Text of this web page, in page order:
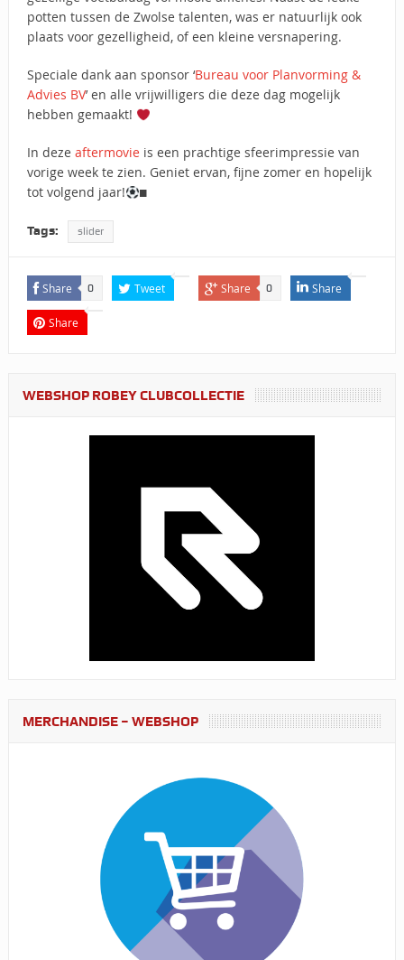
potten tussen de Zwolse talenten, was er natuurlijk ook
plaats voor gezelligheid, of een kleine versnapering.
Speciale dank aan sponsor ‘Bureau voor Planvorming &
Advies BV’ en alle vrijwilligers die deze dag mogelijk
hebben gemaakt!
In deze aftermovieis een prachtige sfeerimpressie van
vorige week te zien. Geniet ervan, fijne zomer en hopelijk
tot volgend jaar!
️
Tags: slider
Share 0 Tweet Share 0 Share
Share
WEBSHOP ROBEY CLUBCOLLECTIE
MERCHANDISE – WEBSHOP